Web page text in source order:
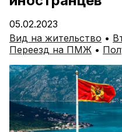
05.02.2023
Вид на жительство •
Переезд на ПМЖ •